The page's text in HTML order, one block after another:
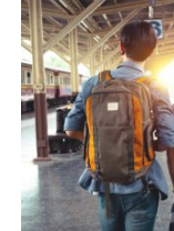
Transportul rutier de
din 2023, o creştere
mărfurilor...